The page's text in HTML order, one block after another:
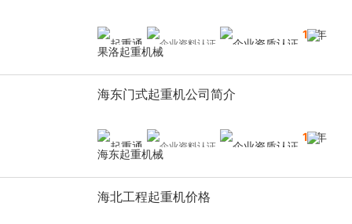
10年
果洛起重机械
海东门式起重机公司简介
10年
海东起重机械
海北工程起重机价格